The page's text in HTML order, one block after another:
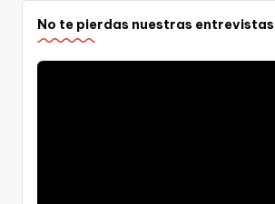
No te pierdas nuestras entrevistas